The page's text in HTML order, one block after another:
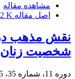
مشاهده مقاله
اصل مقاله K
نقش مذهب
شخصیت زنان
دوره 11، شماره 35، 1385